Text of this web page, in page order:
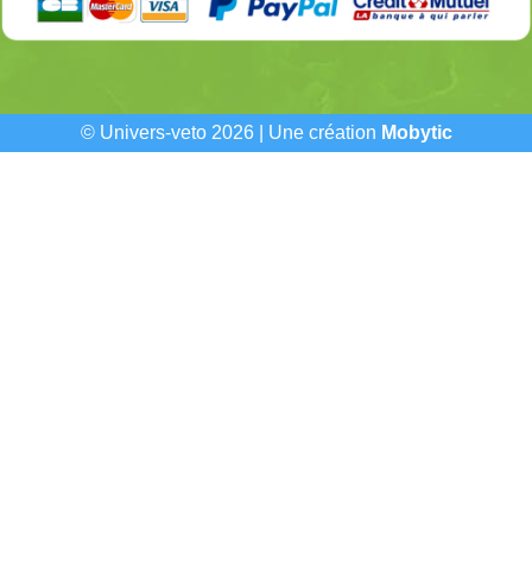
© Univers-veto 2026 | Une création Mobytic